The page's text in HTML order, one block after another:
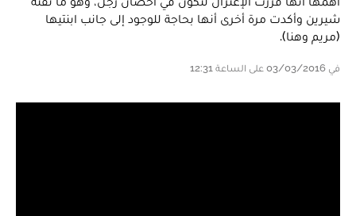
شيرين وأكدت مرة أخرى أنها بحاجة للوجود إلى جانب ابنتيها
(مريم وهنا).
في 03/03/2016 على الساعة 12:31